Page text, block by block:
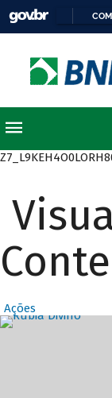
Ações